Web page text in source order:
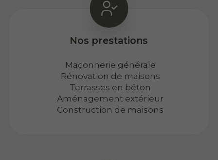
Nos prestations
Maçonnerie générale
Rénovation de maisons
Terrasses en béton
Aménagement extérieur
Construction de maisons